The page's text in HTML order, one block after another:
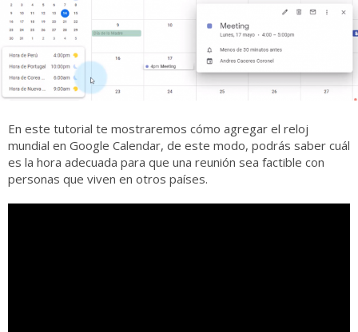
En este tutorial te mostraremos cómo agregar el reloj
mundial en Google Calendar, de este modo, podrás saber cuál
es la hora adecuada para que una reunión sea factible con
personas que viven en otros países.